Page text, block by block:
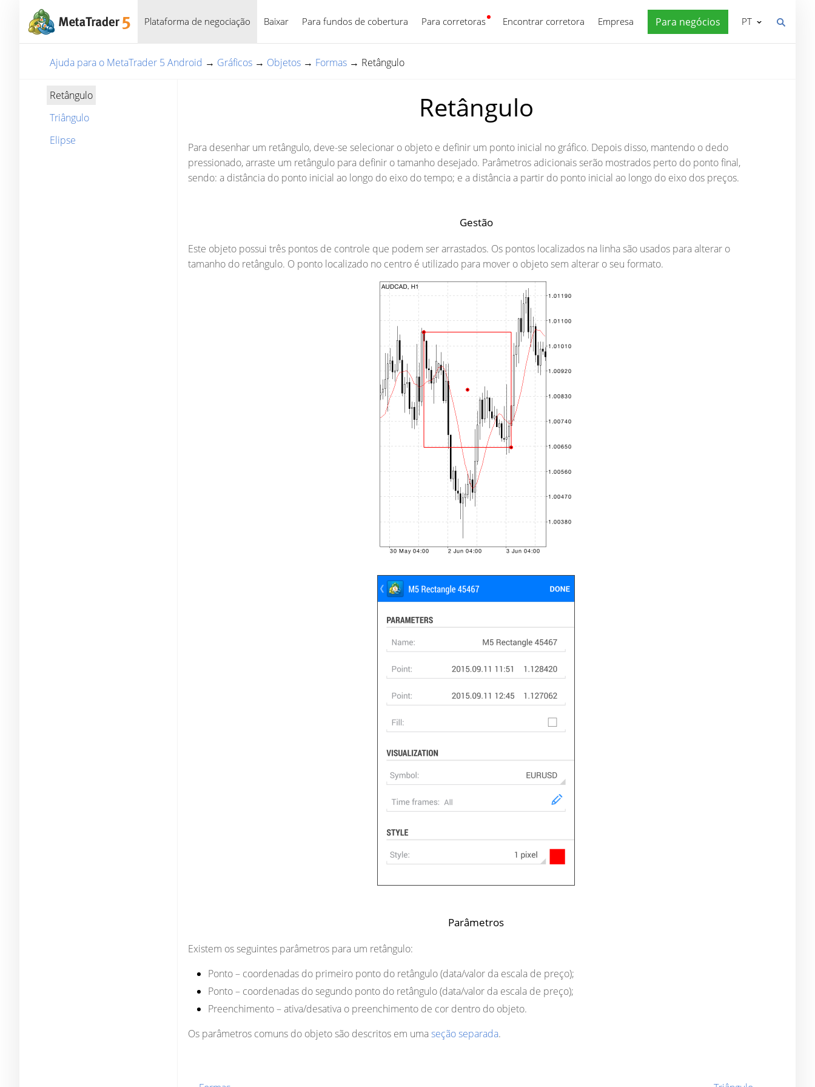
Plataforma de negociação Baixar Para fundos de cobertura Para corretoras Encontrar corretora Empresa Para negócios
Português PT
Ajuda para o MetaTrader 5 Android → Gráficos → Objetos → Formas → Retângulo
Retângulo
Triângulo
Elipse
Retângulo
Para desenhar um retângulo, deve-se selecionar o objeto e definir um ponto inicial no gráfico. Depois disso, mantendo o dedo
pressionado, arraste um retângulo para definir o tamanho desejado. Parâmetros adicionais serão mostrados perto do ponto final,
sendo: a distância do ponto inicial ao longo do eixo do tempo; e a distância a partir do ponto inicial ao longo do eixo dos preços.
Gestão
Este objeto possui três pontos de controle que podem ser arrastados. Os pontos localizados na linha são usados ​​para alterar o
tamanho do retângulo. O ponto localizado no centro é utilizado para mover o objeto sem alterar o seu formato.
Parâmetros
Existem os seguintes parâmetros para um retângulo:
Ponto– coordenadas do primeiro ponto do retângulo (data/valor da escala de preço);
Ponto– coordenadas do segundo ponto do retângulo (data/valor da escala de preço);
Preenchimento– ativa/desativa o preenchimento de cor dentro do objeto.
Os parâmetros comuns do objeto são descritos em umaseção separada.